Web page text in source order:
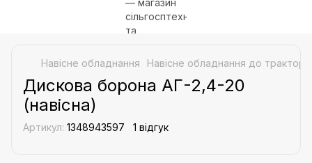
Навісне обладнання Навісне обладнання до трактора
Дискова борона АГ-2,4-20
(навісна)
Артикул: 1348943597 1 відгук